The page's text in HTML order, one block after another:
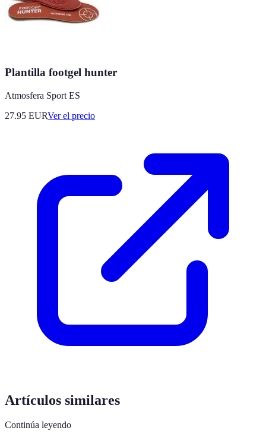
Plantilla footgel hunter
Atmosfera Sport ES
27.95 EURVer el precio
Artículos similares
Continúa leyendo